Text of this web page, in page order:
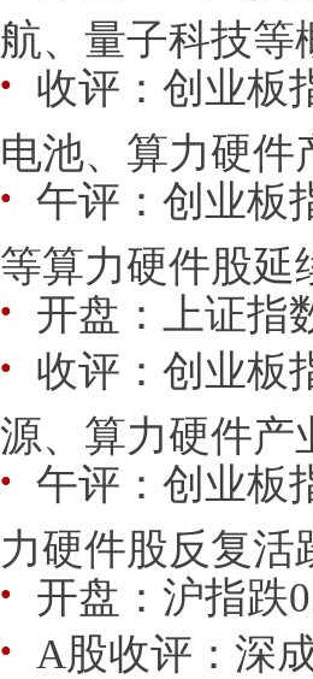
航、量子科技等
● 收评：创业板
电池、算力硬件
● 午评：创业板
等算力硬件股延
● 开盘：上证指
● 收评：创业板
源、算力硬件产
● 午评：创业板
力硬件股反复活
● 开盘：沪指跌
● A股收评：深